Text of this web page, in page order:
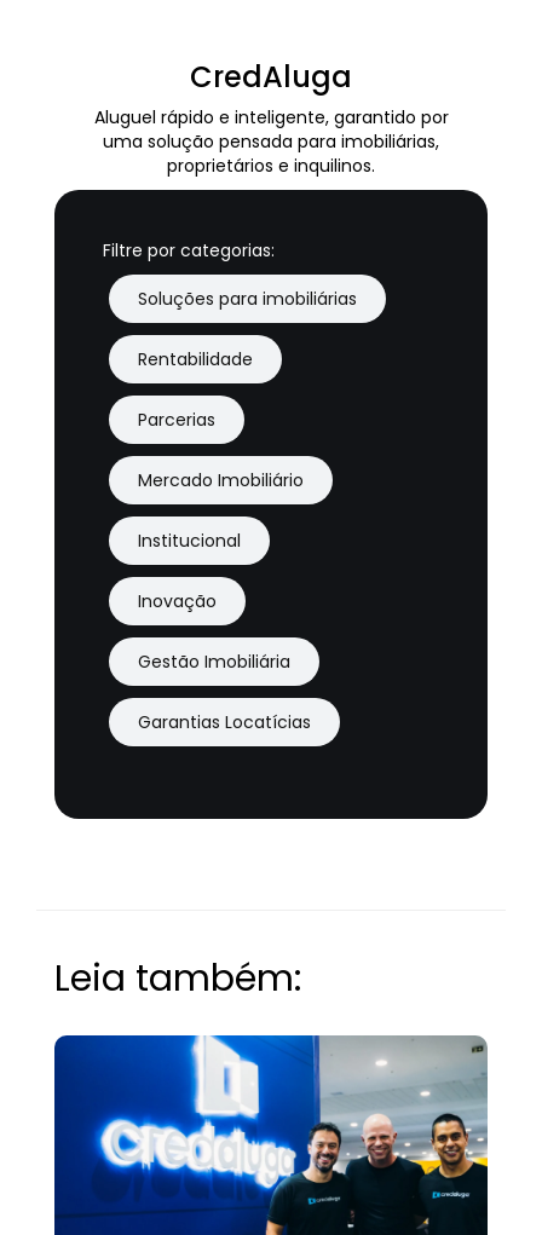
CredAluga
Aluguel rápido e inteligente, garantido por
uma solução pensada para imobiliárias,
proprietários e inquilinos.
Filtre por categorias:
Soluções para imobiliárias
Rentabilidade
Parcerias
Mercado Imobiliário
Institucional
Inovação
Gestão Imobiliária
Garantias Locatícias
Leia também: